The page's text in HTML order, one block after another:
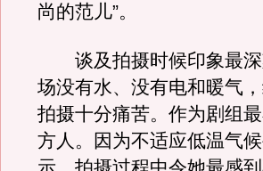
尚的范儿”。
谈及拍摄时候印象最深
场没有水、没有电和暖气
拍摄十分痛苦。作为剧组
方人。因为不适应低温气